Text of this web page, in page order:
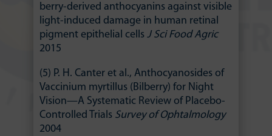
berry-derived anthocyanins against visible
light-induced damage in human retinal
pigment epithelial cells J Sci Food Agric
2015
(5) P. H. Canter et al., Anthocyanosides of
Vaccinium myrtillus (Bilberry) for Night
Vision—A Systematic Review of Placebo-
Controlled Trials Survey of Ophtalmology
2004